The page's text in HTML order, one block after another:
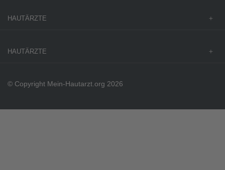
HAUTÄRZTE
HAUTÄRZTE
© Copyright Mein-Hautarzt.org 2026